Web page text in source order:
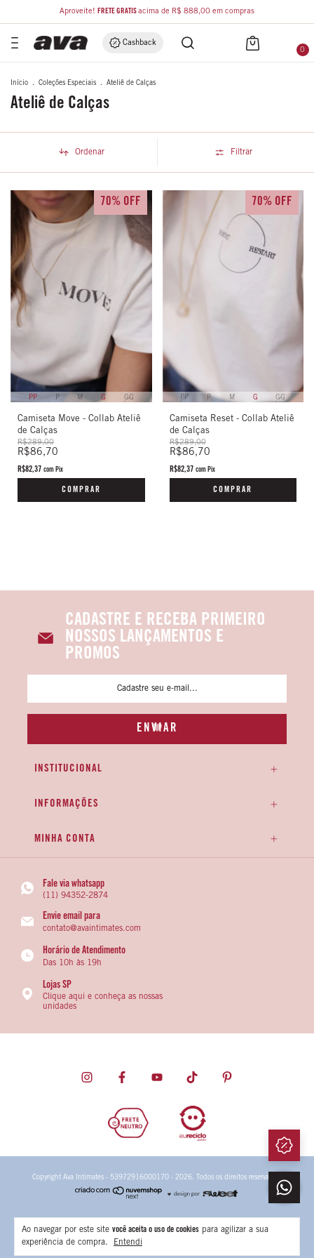
Aproveite! FRETE GRÁTISacima de R$ 888,00 em compras
Cashback
0
Ao navegar por este site você aceita o uso de cookies para agilizar a sua
experiência de compra.
Entendi
Início . Coleções Especiais . Ateliê de Calças
Ateliê de Calças
Ordenar Filtrar
PP P M G GG
Camiseta Move - Collab Ateliê
de Calças
R$289,00
R$86,70
70% OFF
R$82,37 com Pix
COMPRAR
PP P M G GG
Camiseta Reset - Collab Ateliê
de Calças
R$289,00
R$86,70
70% OFF
R$82,37 com Pix
COMPRAR
CADASTRE E RECEBA PRIMEIRO
NOSSOS LANÇAMENTOS E
PROMOS
INSTITUCIONAL
INFORMAÇÕES
MINHA CONTA
Fale via whatsapp
(11) 94352-2874
Envie email para
contato@avaintimates.com
Horário de Atendimento
Das 10h às 19h
Lojas SP
Clique aqui e conheça as nossas
unidades
Copyright Ava Intimates - 53972916000170 - 2026. Todos os direitos reservados.